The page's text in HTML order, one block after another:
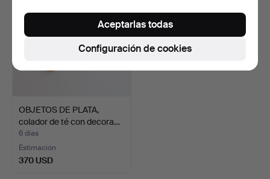
OBJETOS DE PLATA,
colador de té con decora…
6 días
Estimación
370 USD
Configuración de cookies
Aceptarlas todas